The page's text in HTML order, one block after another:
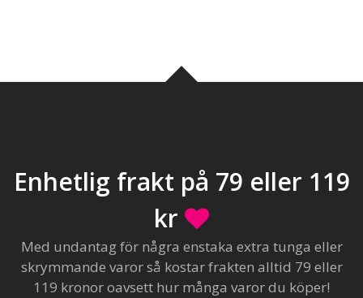
Enhetlig frakt på 79 eller 119
kr
Med undantag för några enstaka extra tunga eller
skrymmande varor så kostar frakten alltid 79 eller
119 kronor oavsett hur många varor du köper!